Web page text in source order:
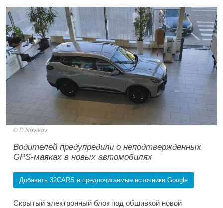
D.Novikov
Водителей предупредили о неподтвержденных
GPS-маяках в новых автомобилях
Добавить 32CARS в предпочитаемые источники Google
Скрытый электронный блок под обшивкой новой